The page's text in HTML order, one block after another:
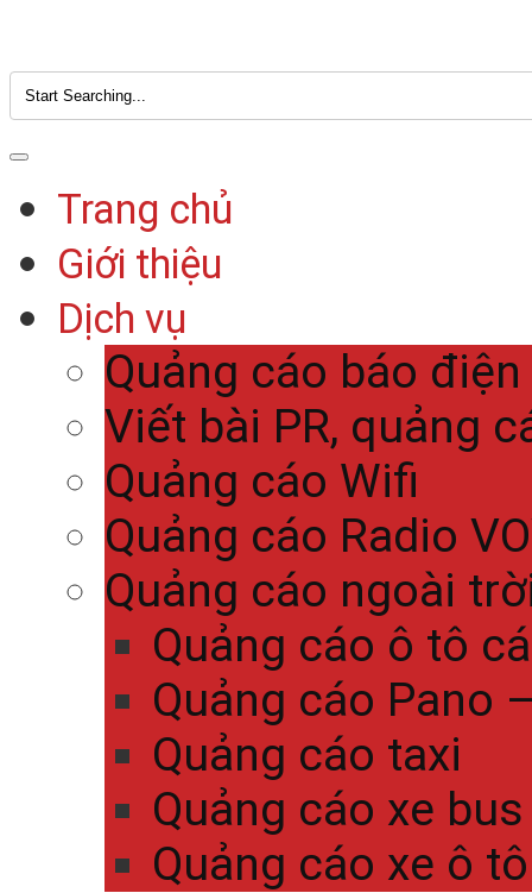
Trang chủ
Giới thiệu
Dịch vụ
Quảng cáo báo
Viết bài PR, quảng
Quảng cáo Wifi
Quảng cáo Radio
Quảng cáo ngoài
Quảng cáo ô tô
Quảng cáo Pano
Quảng cáo taxi
Quảng cáo xe bus
Quảng cáo xe ô